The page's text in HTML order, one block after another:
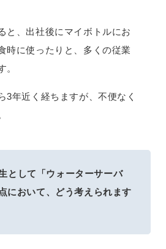
と、出社後にマイボトルにお
時に使ったりと、多くの従業
。
3年近く経ちますが、不便なく
として「ウォーターサーバ
において、どう考えられます